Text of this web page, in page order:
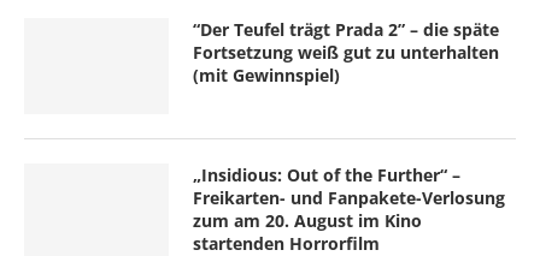
“Der Teufel trägt Prada 2” – die späte
Fortsetzung weiß gut zu unterhalten
(mit Gewinnspiel)
„Insidious: Out of the Further“ –
Freikarten- und Fanpakete-Verlosung
zum am 20. August im Kino
startenden Horrorfilm